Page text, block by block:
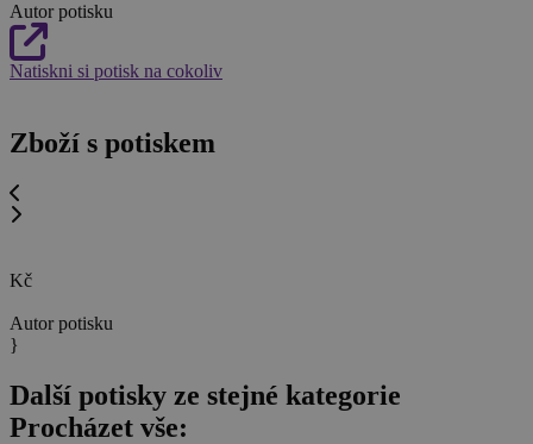
Autor potisku
Natiskni si potisk na cokoliv
Zboží s potiskem
Kč
Autor potisku
}
Další potisky ze stejné kategorie
Procházet vše: